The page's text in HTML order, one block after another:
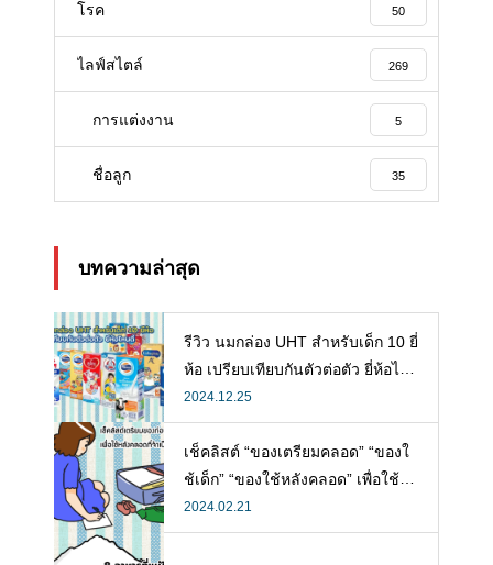
โรค 50
ไลฟ์สไตล์ 269
การแต่งงาน 5
ชื่อลูก 35
บทความล่าสุด
รีวิว นมกล่อง UHT สำหรับเด็ก 10 ยี่
ห้อ เปรียบเทียบกันตัวต่อตัว ยี่ห้อไห
นดี พร้อมแนะวิธีการเลือกนมกล่องใ
ห้ลูก
2024.12.25
เช็คลิสต์ “ของเตรียมคลอด” “ของใ
ช้เด็ก” “ของใช้หลังคลอด” เพื่อใช้ห
ลังคลอดที่จำเป็น
2024.02.21